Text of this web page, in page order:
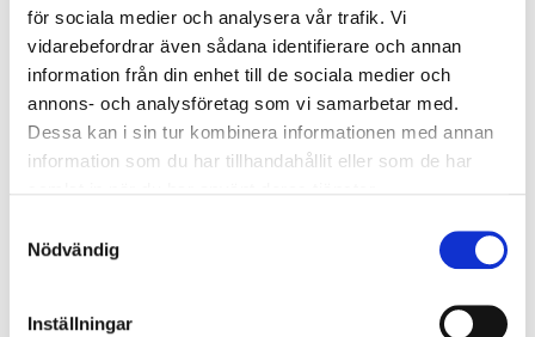
för sociala medier och analysera vår trafik. Vi
vidarebefordrar även sådana identifierare och annan
information från din enhet till de sociala medier och
annons- och analysföretag som vi samarbetar med.
Dessa kan i sin tur kombinera informationen med annan
information som du har tillhandahållit eller som de har
Nödvändig
Inställningar
Nödljus
Nödljus: Nej
centrerat, samt enkla införingshål i vardera gaveln.